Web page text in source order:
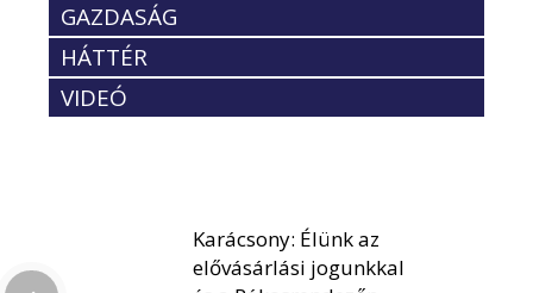
GAZDASÁG
HÁTTÉR
VIDEÓ
Karácsony: Élünk az
elővásárlási jogunkkal